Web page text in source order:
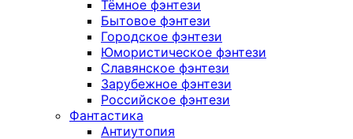
Тёмное фэнтези
Бытовое фэнтези
Городское фэнтези
Юмористическое фэнтези
Славянское фэнтези
Зарубежное фэнтези
Российское фэнтези
Фантастика
Антиутопия